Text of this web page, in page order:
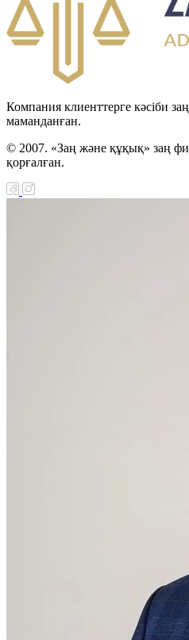
Компания клиенттерге кәсіби
маманданған.
© 2007. «Заң және құқық» заң
қорғалған.